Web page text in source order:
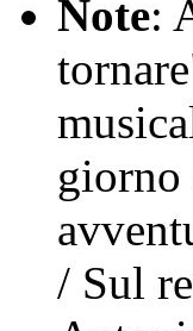
Note:
giorno
/ Sul